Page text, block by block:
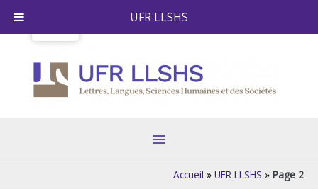
Menu
Accueil » UFR LLSHS » Page 2
UFR LLSHS